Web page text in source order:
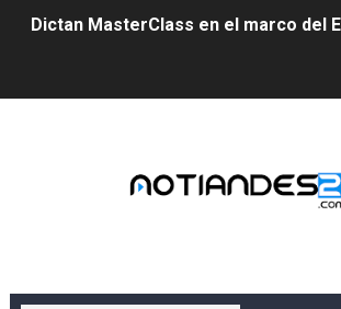
Dictan MasterClass en el marco del
Gobernador Arnaldo Sánchez